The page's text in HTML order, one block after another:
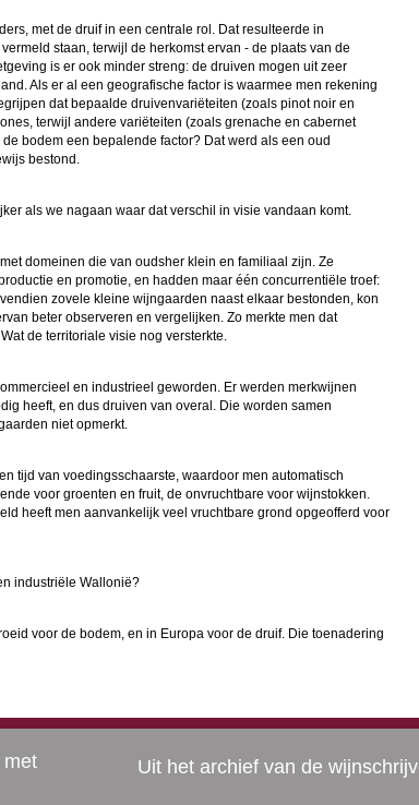
met de druif in een centrale rol. Dat resulteerde in
staan, terwijl de herkomst ervan - de plaats van de
is er ook minder streng: de druiven mogen uit zeer
Als er al een geografische factor is waarmee men rekening
dat bepaalde druivenvariëteiten (zoals pinot noir en
terwijl andere variëteiten (zoals grenache en cabernet
bodem een bepalende factor? Dat werd als een oud
bestond.
als we nagaan waar dat verschil in visie vandaan komt.
domeinen die van oudsher klein en familiaal zijn. Ze
en promotie, en hadden maar één concurrentiële troef:
zovele kleine wijngaarden naast elkaar bestonden, kon
beter observeren en vergelijken. Zo merkte men dat
de territoriale visie nog versterkte.
en industrieel geworden. Er werden merkwijnen
heeft, en dus druiven van overal. Die worden samen
niet opmerkt.
tijd van voedingsschaarste, waardoor men automatisch
voor groenten en fruit, de onvruchtbare voor wijnstokken.
heeft men aanvankelijk veel vruchtbare grond opgeofferd voor
industriële Wallonië?
voor de bodem, en in Europa voor de druif. Die toenadering
met
Uit het archief van de